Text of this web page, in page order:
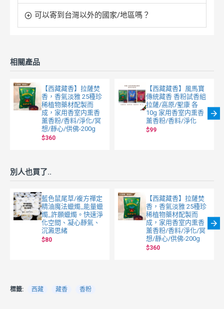
可以寄到台灣以外的國家/地區嗎？
相關產品
【西藏藏香】拉薩焚
香，香氣淡雅 25種珍
稀植物藥材配製而
成，家用香室内熏香
薰香粉/香料/淨化/冥
想/靜心/供佛-200g
$360
【西藏藏香】風馬寶
傳統藏香 香粉試香組
拉薩/高原/聖康 各
10g 家用香室内熏香
薰香粉/香料/淨化
$99
別人也買了..
藍色鼠尾草/複方禪定
精油魔法蠟燭_能量蠟
燭_許願蠟燭。快速淨
化空間、凝心靜氣、
沉澱思緒
$80
【西藏藏香】拉薩焚
香，香氣淡雅 25種珍
稀植物藥材配製而
成，家用香室内熏香
薰香粉/香料/淨化/冥
想/靜心/供佛-200g
$360
標籤: 西藏 藏香 香粉